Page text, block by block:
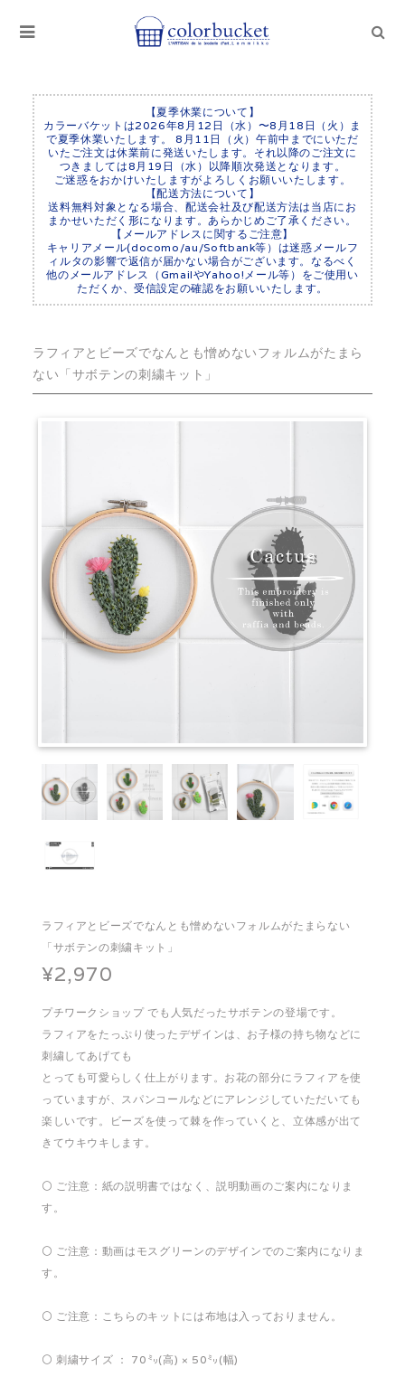
【夏季休業について】
カラーバケットは2026年8月12日（水）〜8月18日（火）ま
で夏季休業いたします。 8月11日（火）午前中までにいただ
いたご注文は休業前に発送いたします。それ以降のご注文に
つきましては8月19日（水）以降順次発送となります。
ご迷惑をおかけいたしますがよろしくお願いいたします。
【配送方法について】
送料無料対象となる場合、配送会社及び配送方法は当店にお
まかせいただく形になります。あらかじめご了承ください。
【メールアドレスに関するご注意】
キャリアメール(docomo/au/Softbank等）は迷惑メールフ
ィルタの影響で返信が届かない場合がございます。なるべく
他のメールアドレス（GmailやYahoo!メール等）をご使用い
ただくか、受信設定の確認をお願いいたします。
ラフィアとビーズでなんとも憎めないフォルムがたまら
ない「サボテンの刺繍キット」
ラフィアとビーズでなんとも憎めないフォルムがたまらない
「サボテンの刺繍キット」
¥2,970
プチワークショップ でも人気だったサボテンの登場です。
ラフィアをたっぷり使ったデザインは、お子様の持ち物などに
刺繍してあげても
とっても可愛らしく仕上がります。お花の部分にラフィアを使
っていますが、スパンコールなどにアレンジしていただいても
楽しいです。ビーズを使って棘を作っていくと、立体感が出て
きてウキウキします。
⚪️ ご注意：紙の説明書ではなく、説明動画のご案内になりま
す。
⚪️ ご注意：動画はモスグリーンのデザインでのご案内になりま
す。
⚪️ ご注意：こちらのキットには布地は入っておりません。
⚪️ 刺繍サイズ ： 70㍉(高) × 50㍉(幅)